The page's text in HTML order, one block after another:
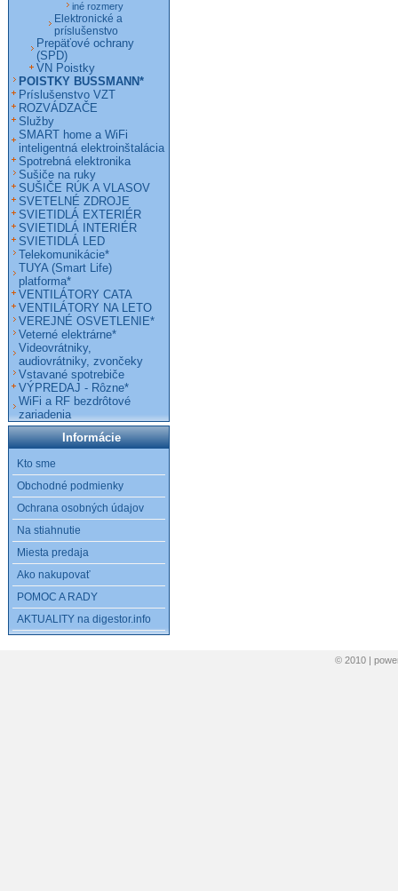
iné rozmery
Elektronické a
príslušenstvo
Prepäťové ochrany
(SPD)
VN Poistky
POISTKY BUSSMANN*
Príslušenstvo VZT
ROZVÁDZAČE
Služby
SMART home a WiFi
inteligentná elektroinštalácia
Spotrebná elektronika
Sušiče na ruky
SUŠIČE RÚK A VLASOV
SVETELNÉ ZDROJE
SVIETIDLÁ EXTERIÉR
SVIETIDLÁ INTERIÉR
SVIETIDLÁ LED
Telekomunikácie*
TUYA (Smart Life)
platforma*
VENTILÁTORY CATA
VENTILÁTORY NA LETO
VEREJNÉ OSVETLENIE*
Veterné elektrárne*
Videovrátniky,
audiovrátniky, zvončeky
Vstavané spotrebiče
VÝPREDAJ - Rôzne*
WiFi a RF bezdrôtové
zariadenia
Informácie
Kto sme
Obchodné podmienky
Ochrana osobných údajov
Na stiahnutie
Miesta predaja
Ako nakupovať
POMOC A RADY
AKTUALITY na digestor.info
© 2010 |